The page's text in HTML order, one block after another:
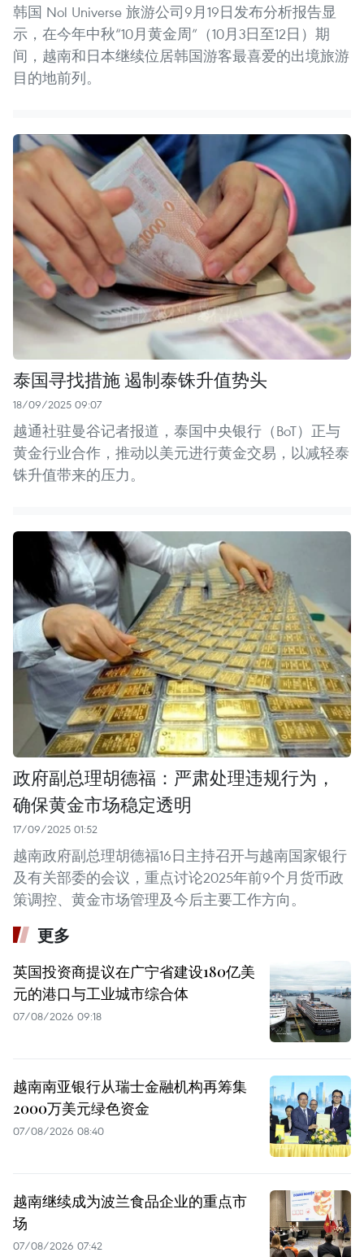
韩国 Nol Universe 旅游公司9月19日发布分析报告显
示，在今年中秋“10月黄金周”（10月3日至12日）期
间，越南和日本继续位居韩国游客最喜爱的出境旅游
目的地前列。
泰国寻找措施 遏制泰铢升值势头
18/09/2025 09:07
越通社驻曼谷记者报道，泰国中央银行（BoT）正与
黄金行业合作，推动以美元进行黄金交易，以减轻泰
铢升值带来的压力。
政府副总理胡德福：严肃处理违规行为，
确保黄金市场稳定透明
17/09/2025 01:52
越南政府副总理胡德福16日主持召开与越南国家银行
及有关部委的会议，重点讨论2025年前9个月货币政
策调控、黄金市场管理及今后主要工作方向。
更多
英国投资商提议在广宁省建设180亿美
元的港口与工业城市综合体
07/08/2026 09:18
越南南亚银行从瑞士金融机构再筹集
2000万美元绿色资金
07/08/2026 08:40
越南继续成为波兰食品企业的重点市
场
07/08/2026 07:42